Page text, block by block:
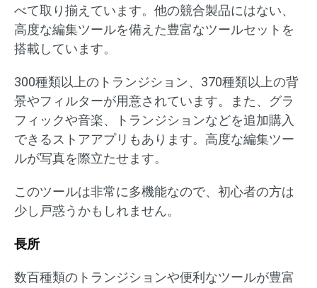
べて取り揃えています。他の競合製品にはない、
高度な編集ツールを備えた豊富なツールセットを
搭載しています。
300種類以上のトランジション、370種類以上の背
景やフィルターが用意されています。また、グラ
フィックや音楽、トランジションなどを追加購入
できるストアアプリもあります。高度な編集ツー
ルが写真を際立たせます。
このツールは非常に多機能なので、初心者の方は
少し戸惑うかもしれません。
長所
数百種類のトランジションや便利なツールが豊富